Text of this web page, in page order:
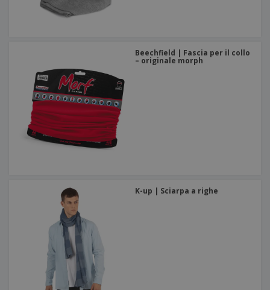
Beechfield | Fascia per il collo
– originale morph
K-up | Sciarpa a righe